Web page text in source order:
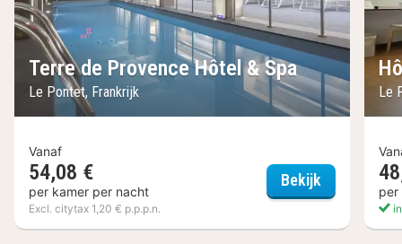
Terre de Provence Hôtel & Spa
Le Pontet, Frankrijk
Vanaf
54,08 €
per kamer per nacht
Excl. citytax 1,20 € p.p.p.n.
Bekijk Terre de
Le
per